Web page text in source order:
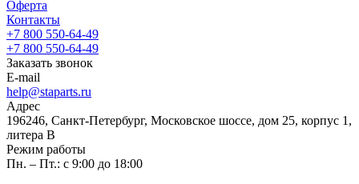
Оферта
Контакты
+7 800 550-64-49
+7 800 550-64-49
Заказать звонок
E-mail
help@staparts.ru
Адрес
196246, Санкт-Петербург, Московское шоссе, дом 25, корпус 1,
литера В
Режим работы
Пн. – Пт.: с 9:00 до 18:00